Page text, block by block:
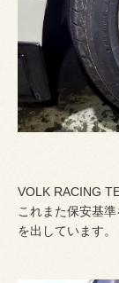
VOLK RACING
これまた保安基
を出しています。